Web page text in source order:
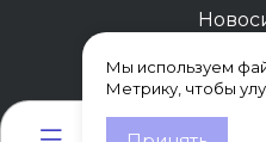
Мы используем
Метрику, чтобы